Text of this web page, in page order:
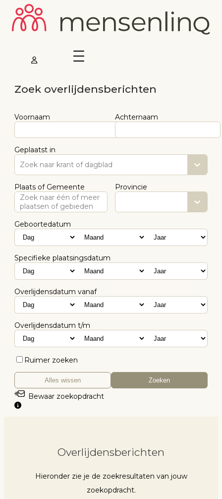
Zoek overlijdensberichten
Voornaam Achternaam
Geplaatst in
Zoek naar krant of dagblad
Plaats of Gemeente
Zoek naar één of meer
plaatsen of gebieden
Provincie
Geboortedatum
Specifieke plaatsingsdatum
Overlijdensdatum vanaf
Overlijdensdatum t/m
Ruimer zoeken
Alles wissen Zoeken
Bewaar zoekopdracht
Overlijdensberichten
Hieronder zie je de zoekresultaten van jouw
zoekopdracht.